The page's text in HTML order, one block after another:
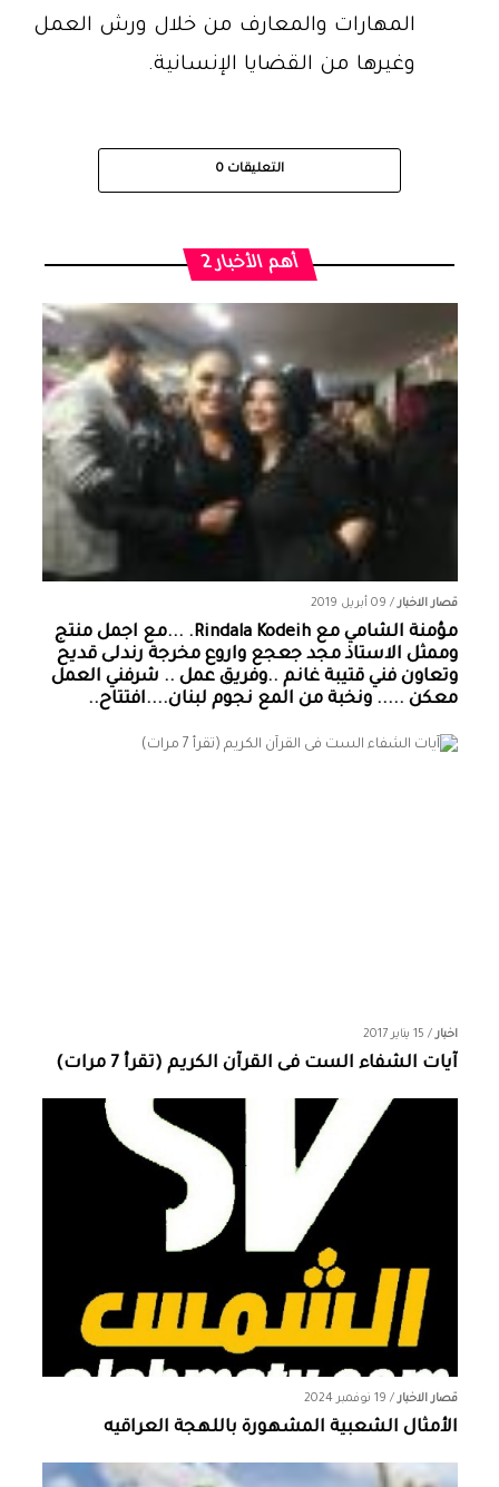
المهارات والمعارف من خلال ورش العمل
وغيرها من القضايا الإنسانية.
التعليقات 0
أهم الأخبار 2
قصار الاخبار/ 09 أبريل 2019
مؤمنة الشامي‏ مع ‏‎Rindala Kodeih‎‏. ...مع اجمل منتج
وممثل الاستاذ مجد جعجع واروع مخرجة رندلى قديح
وتعاون فني قتيبة غانم ..وفريق عمل .. شرفني العمل
معكن ..... ونخبة من المع نجوم لبنان....افتتاح..
اخبار/ 15 يناير 2017
آيات الشفاء الست فى القرآن الكريم (تقرأ 7 مرات)
قصار الاخبار/ 19 نوفمبر 2024
الأمثال الشعبية المشهورة باللهجة العراقيه